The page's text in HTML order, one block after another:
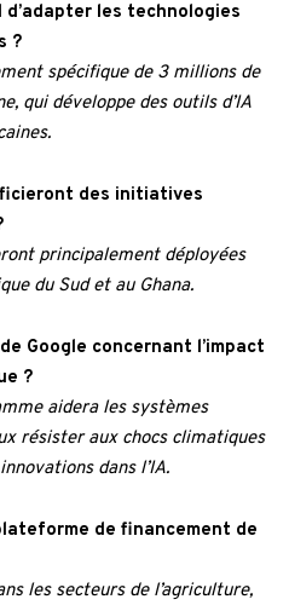
les technologies
?
spécifique de 3 millions de
qui développe des outils d’IA
des initiatives
principalement déployées
du Sud et au Ghana.
Google concernant l’impact
?
aidera les systèmes
résister aux chocs climatiques
dans l’IA.
de financement de
les secteurs de l’agriculture,